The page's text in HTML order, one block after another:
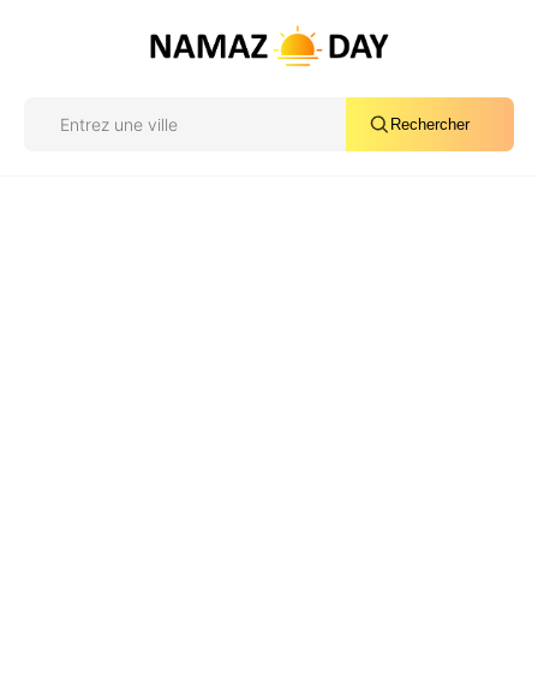
Rechercher